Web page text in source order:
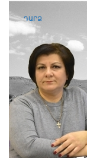
ԴԱՐՁ